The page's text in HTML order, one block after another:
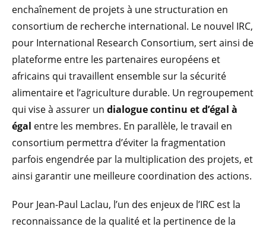
enchaînement de projets à une structuration en
consortium de recherche international. Le nouvel IRC,
pour International Research Consortium, sert ainsi de
plateforme entre les partenaires européens et
africains qui travaillent ensemble sur la sécurité
alimentaire et l’agriculture durable. Un regroupement
qui vise à assurer un dialogue continu et d’égal à
égal entre les membres. En parallèle, le travail en
consortium permettra d’éviter la fragmentation
parfois engendrée par la multiplication des projets, et
ainsi garantir une meilleure coordination des actions.
Pour Jean-Paul Laclau, l’un des enjeux de l’IRC est la
reconnaissance de la qualité et la pertinence de la